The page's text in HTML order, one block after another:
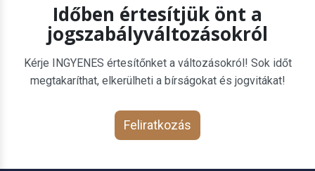
Időben értesítjük önt a
jogszabályváltozásokról
Kérje INGYENES értesítőnket a változásokról! Sok időt
megtakaríthat, elkerülheti a bírságokat és jogvitákat!
Feliratkozás